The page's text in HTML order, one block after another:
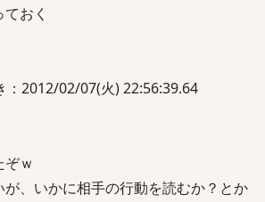
おく
：2012/02/07(火) 22:56:39.64
ｗ
、いかに相手の行動を読むか？とか